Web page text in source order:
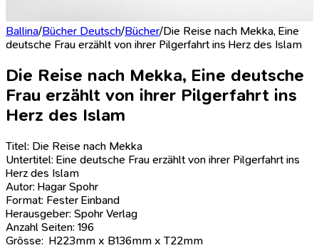
Ballina/Bücher Deutsch/Bücher/Die Reise nach Mekka, Eine
deutsche Frau erzählt von ihrer Pilgerfahrt ins Herz des Islam
Die Reise nach Mekka, Eine deutsche
Frau erzählt von ihrer Pilgerfahrt ins
Herz des Islam
Titel: Die Reise nach Mekka
Untertitel: Eine deutsche Frau erzählt von ihrer Pilgerfahrt ins
Herz des Islam
Autor: Hagar Spohr
Format: Fester Einband
Herausgeber: Spohr Verlag
Anzahl Seiten: 196
Grösse: H223mm x B136mm x T22mm